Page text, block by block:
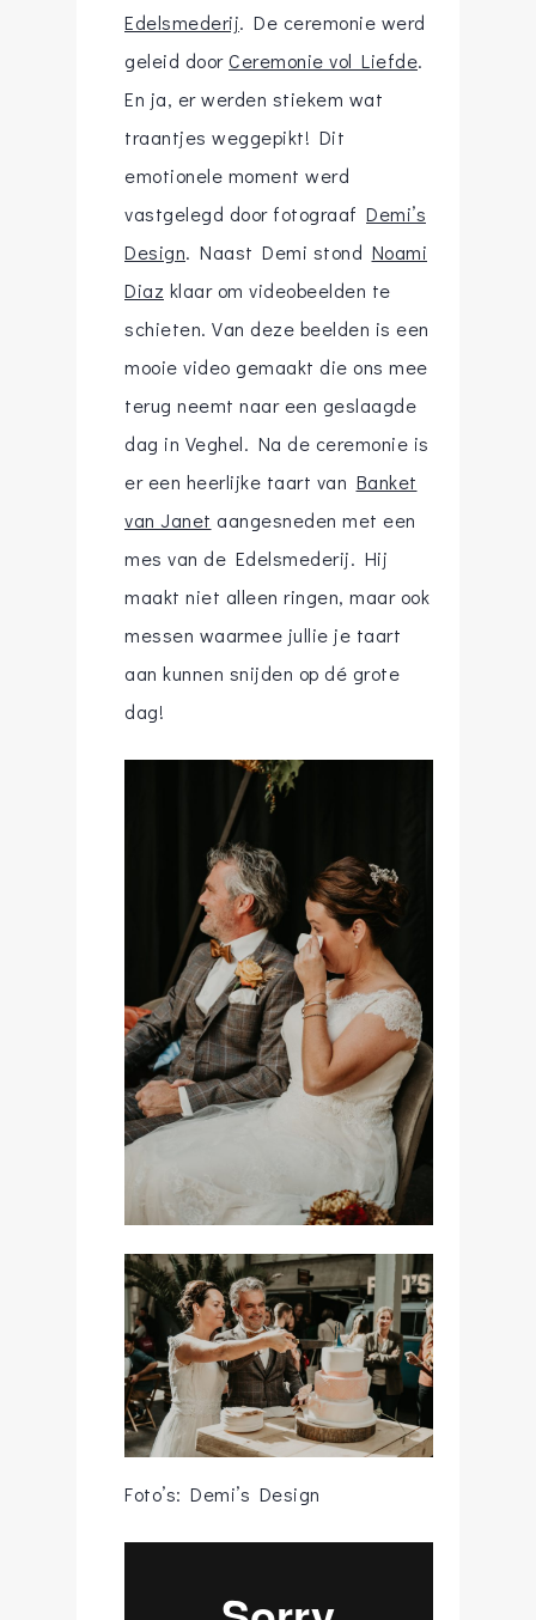
Edelsmederij. De ceremonie werd
geleid doorCeremonie vol Liefde.
En ja, er werden stiekem wat
traantjes weggepikt! Dit
emotionele moment werd
vastgelegd door fotograaf Demi’s
Design. Naast Demi stond Noami
Diaz klaar om videobeelden te
schieten. Van deze beelden is een
mooie video gemaakt die ons mee
terug neemt naar een geslaagde
dag in Veghel. Na de ceremonie is
er een heerlijke taart van Banket
van Janet aangesneden met een
mes van de Edelsmederij. Hij
maakt niet alleen ringen, maar ook
messen waarmee jullie je taart
aan kunnen snijden op dé grote
dag!
Foto’s: Demi’s Design